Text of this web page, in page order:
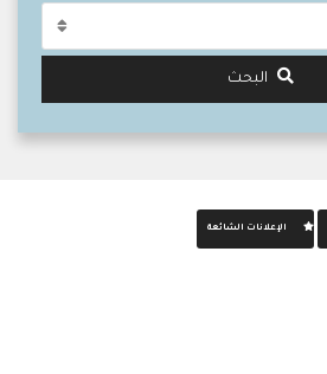
البحث
الإعلانات الشائعة